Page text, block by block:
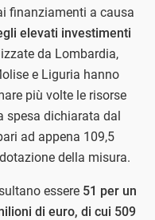
finanziamenti a causa
elevati investimenti
da Lombardia,
e Liguria hanno
più volte le risorse
spesa dichiarata dal
ad appena 109,5
della misura.
essere 51 per un
di euro, di cui 509